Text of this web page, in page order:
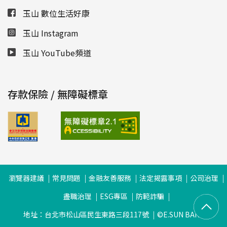
玉山 數位生活好康
玉山 Instagram
玉山 YouTube頻道
存款保險 / 無障礙標章
瀏覽器建議 常見問題 金融友善服務 法定揭露事項
公司治理
盡職治理
ESG專區
防範詐騙
地址：台北市松山區民生東路三段117號
©E.SUN BANK